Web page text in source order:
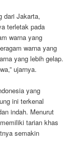
dari Jakarta,
terletak pada
warna yang
warna yang
yang lebih gelap.
ujarnya.
yang
ini terkenal
indah. Menurut
tarian khas
semakin